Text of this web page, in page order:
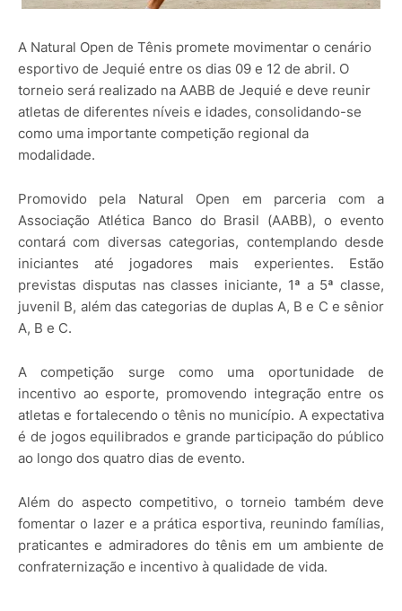
A Natural Open de Tênis promete movimentar o cenário
esportivo de Jequié entre os dias 09 e 12 de abril. O
torneio será realizado na AABB de Jequié e deve reunir
atletas de diferentes níveis e idades, consolidando-se
como uma importante competição regional da
modalidade.
Promovido pela Natural Open em parceria com a
Associação Atlética Banco do Brasil (AABB), o evento
contará com diversas categorias, contemplando desde
iniciantes até jogadores mais experientes. Estão
previstas disputas nas classes iniciante, 1ª a 5ª classe,
juvenil B, além das categorias de duplas A, B e C e sênior
A, B e C.
A competição surge como uma oportunidade de
incentivo ao esporte, promovendo integração entre os
atletas e fortalecendo o tênis no município. A expectativa
é de jogos equilibrados e grande participação do público
ao longo dos quatro dias de evento.
Além do aspecto competitivo, o torneio também deve
fomentar o lazer e a prática esportiva, reunindo famílias,
praticantes e admiradores do tênis em um ambiente de
confraternização e incentivo à qualidade de vida.